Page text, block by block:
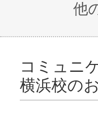
他
コミュニ
横浜校の